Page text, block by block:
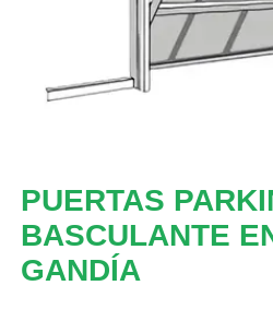
PUERTAS
BASCULANTE
GANDÍA